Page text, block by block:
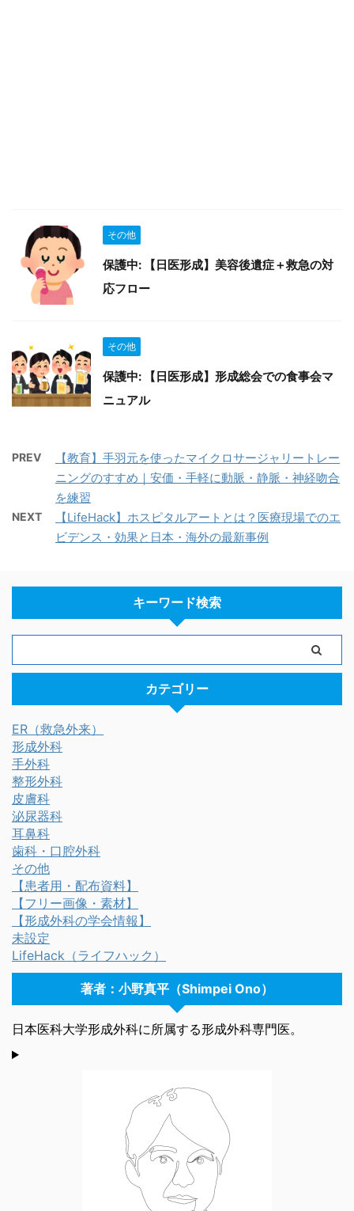
その他
保護中: 【日医形成】美容後遺症＋救急の対
応フロー
その他
保護中: 【日医形成】形成総会での食事会マ
ニュアル
PREV
【教育】手羽元を使ったマイクロサージャリートレー
ニングのすすめ｜安価・手軽に動脈・静脈・神経吻合
を練習
NEXT
【LifeHack】ホスピタルアートとは？医療現場でのエ
ビデンス・効果と日本・海外の最新事例
キーワード検索
カテゴリー
ER（救急外来）
形成外科
手外科
整形外科
皮膚科
泌尿器科
耳鼻科
歯科・口腔外科
その他
【患者用・配布資料】
【フリー画像・素材】
【形成外科の学会情報】
未設定
LifeHack（ライフハック）
著者：小野真平（Shimpei Ono）
日本医科大学形成外科に所属する形成外科専門医。